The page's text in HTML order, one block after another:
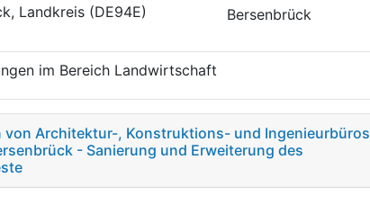
Landkreis (DE94E)
Bersenbrück
im Bereich Landwirtschaft
von Architektur-, Konstruktions- und Ingenieurbüros
- Sanierung und Erweiterung des